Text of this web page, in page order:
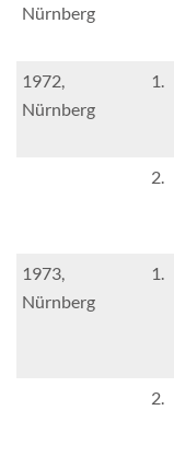
Nürnberg
1972,
Nürnberg
1.
2.
1973,
Nürnberg
1.
2.